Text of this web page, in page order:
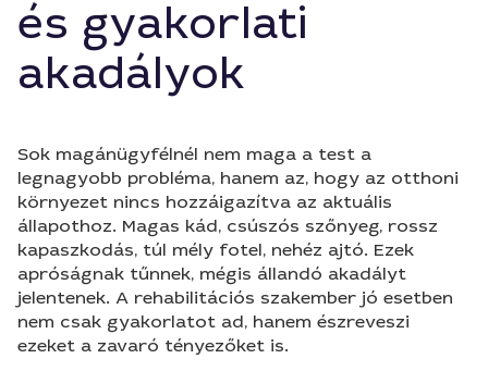
és gyakorlati
akadályok
Sok magánügyfélnél nem maga a test a
legnagyobb probléma, hanem az, hogy az otthoni
környezet nincs hozzáigazítva az aktuális
állapothoz. Magas kád, csúszós szőnyeg, rossz
kapaszkodás, túl mély fotel, nehéz ajtó. Ezek
apróságnak tűnnek, mégis állandó akadályt
jelentenek. A rehabilitációs szakember jó esetben
nem csak gyakorlatot ad, hanem észreveszi
ezeket a zavaró tényezőket is.